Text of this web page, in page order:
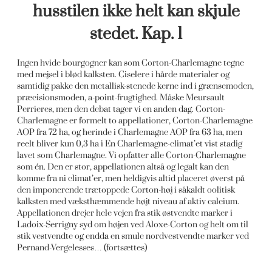
husstilen ikke helt kan skjule
stedet. Kap. 1
Ingen hvide bourgogner kan som Corton-Charlemagne tegne
med mejsel i blød kalksten. Ciselere i hårde materialer og
samtidig pakke den metallisk-stenede kerne ind i grænsemoden,
præcisionsmoden, a-point-frugtighed. Måske Meursault
Perrieres, men den debat tager vi en anden dag. Corton-
Charlemagne er formelt to appellationer, Corton-Charlemagne
AOP fra 72 ha, og herinde i Charlemagne AOP fra 63 ha, men
reelt bliver kun 0,3 ha i En Charlemagne-climat’et vist stadig
lavet som Charlemagne. Vi opfatter alle Corton-Charlemagne
som én. Den er stor, appellationen altså og legalt kan den
komme fra ni climat’er, men heldigvis altid placeret øverst på
den imponerende trætoppede Corton-høj i såkaldt oolitisk
kalksten med væksthæmmende højt niveau af aktiv calcium.
Appellationen drejer hele vejen fra stik østvendte marker i
Ladoix-Serrigny syd om højen ved Aloxe-Corton og helt om til
stik vestvendte og endda en smule nordvestvendte marker ved
Pernand-Vergelesses… (fortsættes)